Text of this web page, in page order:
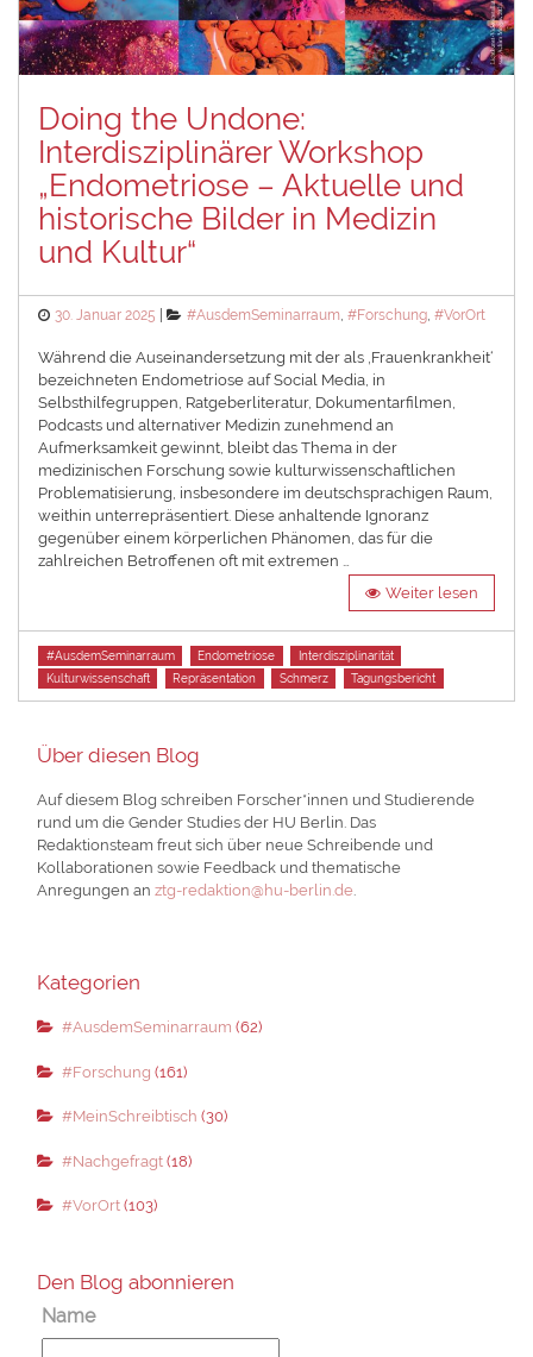
Doing the Undone:
Interdisziplinärer Workshop
„Endometriose – Aktuelle und
historische Bilder in Medizin
und Kultur“
Posted
30. Januar 2025 Categories
#AusdemSeminarraum,#Forschung,#VorOrt
Während die Auseinandersetzung mit der als ‚Frauenkrankheit‘
bezeichneten Endometriose auf Social Media, in
Selbsthilfegruppen, Ratgeberliteratur, Dokumentarfilmen,
Podcasts und alternativer Medizin zunehmend an
Aufmerksamkeit gewinnt, bleibt das Thema in der
medizinischen Forschung sowie kulturwissenschaftlichen
Problematisierung, insbesondere im deutschsprachigen Raum,
weithin unterrepräsentiert. Diese anhaltende Ignoranz
gegenüber einem körperlichen Phänomen, das für die
zahlreichen Betroffenen oft mit extremen …
Weiter lesen
Tags
#AusdemSeminarraum Endometriose
Interdisziplinarität
Kulturwissenschaft
Repräsentation Schmerz Tagungsbericht
Über diesen Blog
Auf diesem Blog schreiben Forscher*innen und Studierende
rund um die Gender Studies der HU Berlin. Das
Redaktionsteam freut sich über neue Schreibende und
Kollaborationen sowie Feedback und thematische
Anregungen anztg-redaktion@hu-berlin.de.
Kategorien
#AusdemSeminarraum (62)
#Forschung (161)
#MeinSchreibtisch (30)
#Nachgefragt(18)
#VorOrt(103)
Den Blog abonnieren
Name